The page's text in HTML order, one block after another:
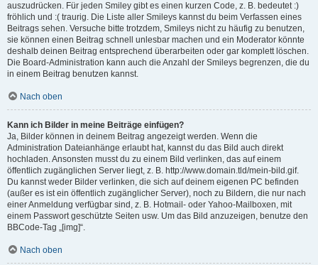
auszudrücken. Für jeden Smiley gibt es einen kurzen Code, z. B. bedeutet :)
fröhlich und :( traurig. Die Liste aller Smileys kannst du beim Verfassen eines
Beitrags sehen. Versuche bitte trotzdem, Smileys nicht zu häufig zu benutzen,
sie können einen Beitrag schnell unlesbar machen und ein Moderator könnte
deshalb deinen Beitrag entsprechend überarbeiten oder gar komplett löschen.
Die Board-Administration kann auch die Anzahl der Smileys begrenzen, die du
in einem Beitrag benutzen kannst.
Nach oben
Kann ich Bilder in meine Beiträge einfügen?
Ja, Bilder können in deinem Beitrag angezeigt werden. Wenn die
Administration Dateianhänge erlaubt hat, kannst du das Bild auch direkt
hochladen. Ansonsten musst du zu einem Bild verlinken, das auf einem
öffentlich zugänglichen Server liegt, z. B. http://www.domain.tld/mein-bild.gif.
Du kannst weder Bilder verlinken, die sich auf deinem eigenen PC befinden
(außer es ist ein öffentlich zugänglicher Server), noch zu Bildern, die nur nach
einer Anmeldung verfügbar sind, z. B. Hotmail- oder Yahoo-Mailboxen, mit
einem Passwort geschützte Seiten usw. Um das Bild anzuzeigen, benutze den
BBCode-Tag „[img]“.
Nach oben